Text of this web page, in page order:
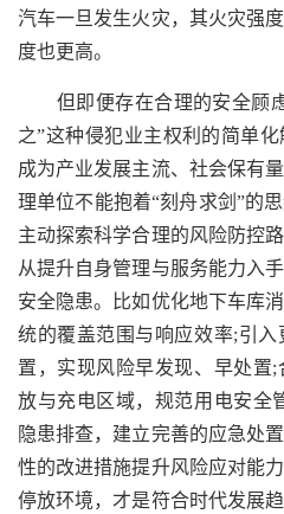
汽车一旦发生火灾，其火灾强
度也更高。
但即便存在合理的安全顾虑
之”这种侵犯业主权利的简单
成为产业发展主流、社会保有
理单位不能抱着“刻舟求剑”的
主动探索科学合理的风险防控
从提升自身管理与服务能力入
安全隐患。比如优化地下车库
统的覆盖范围与响应效率;引
置，实现风险早发现、早处置
放与充电区域，规范用电安全
隐患排查，建立完善的应急处
性的改进措施提升风险应对能
停放环境，才是符合时代发展